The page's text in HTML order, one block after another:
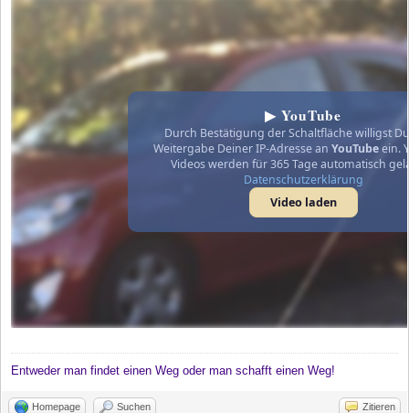
▶ YouTube
Durch Bestätigung der Schaltfläche willigst
Weitergabe Deiner IP-Adresse an YouTubeein.
Videos werden für 365 Tage automatisch
Datenschutzerklärung
Video laden
Entweder man findet einen Weg oder man schafft einen Weg!
Homepage Suchen Zitieren